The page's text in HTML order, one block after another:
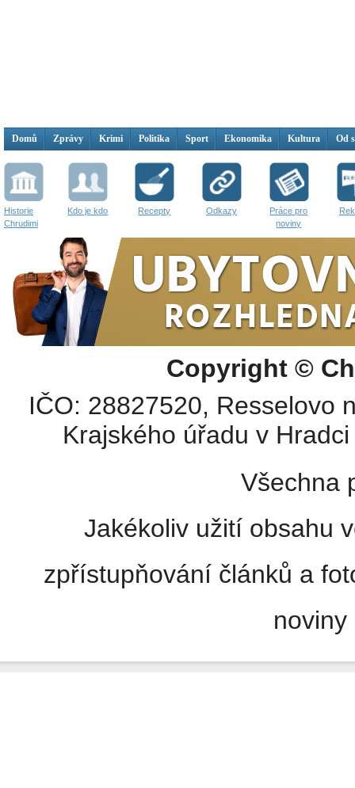
Domů Zprávy Krimi Politika Sport Ekonomika Kultura Od
Historie
Chrudimi
Kdo je kdo Recepty Odkazy
Práce pro
noviny
Copyright ©
IČO: 28827520, Resselovo
Krajského úřadu v
Všechna
Jakékoliv užití obsahu
zpřístupňování článků a